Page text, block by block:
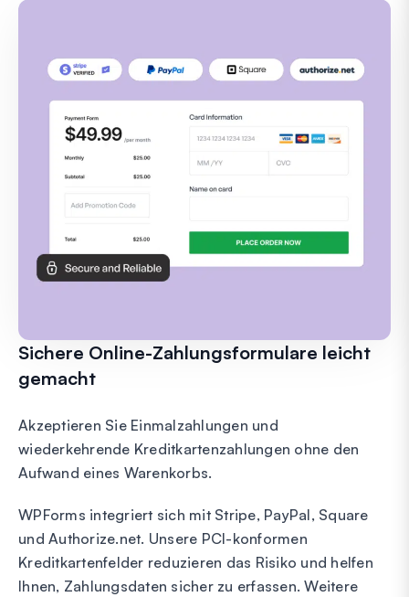
Sichere Online-Zahlungsformulare leicht
gemacht
Akzeptieren Sie Einmalzahlungen und
wiederkehrende Kreditkartenzahlungen ohne den
Aufwand eines Warenkorbs.
WPForms integriert sich mit Stripe, PayPal, Square
und Authorize.net. Unsere PCI-konformen
Kreditkartenfelder reduzieren das Risiko und helfen
Ihnen, Zahlungsdaten sicher zu erfassen. Weitere